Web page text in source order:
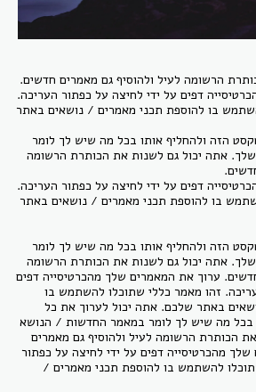
הרשומה לעיל ולהוסיף גם מאמרים חדשים.
דפים על ידי לחיצה על כפתור העריכה.
בו להוספת תכני מאמרים / נושאים באתר
הזה ולהחליף אותו בכל מה שיש לך לומר
אתה יכול גם לשנות את הכותרת הרשומה
דפים על ידי לחיצה על כפתור העריכה.
בו להוספת תכני מאמרים / נושאים באתר
הזה ולהחליף אותו בכל מה שיש לך לומר
אתה יכול גם לשנות את הכותרת הרשומה
ערוך את המאמרים שלך מהכרטיסייה דפים
זהו מאמר כללי שתוכלו להשתמש בו
באתר שלכם. אתה יכול לערוך את כל
בכל מה שיש לך לומר במאמר החדשות / הנושא
הכותרת הרשומה לעיל ולהוסיף גם מאמרים
מהכרטיסייה דפים על ידי לחיצה על כפתור
להשתמש בו להוספת תכני מאמרים /